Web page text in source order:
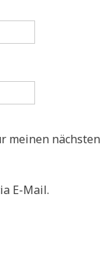
meinen nächsten
E-Mail.